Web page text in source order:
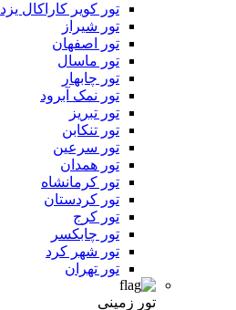
تور کویر کاراکال یزد
تور شیراز
تور اصفهان
تور ماسال
تور چابهار
تور نمک آبرود
تور تبریز
تور تنکابن
تور سرعین
تور همدان
تور کرمانشاه
تور کردستان
تور کرج
تور چابکسر
تور شهر کرد
تور تهران
تور زمینی